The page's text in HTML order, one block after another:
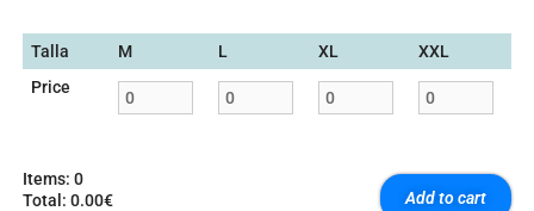
Talla M L XL
XXL
Price
Items: 0
Total : 0.00€
Add to cart